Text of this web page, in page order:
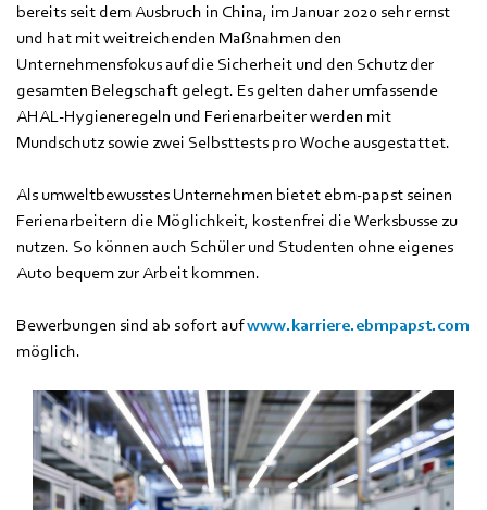
bereits seit dem Ausbruch in China, im Januar 2020 sehr ernst
und hat mit weitreichenden Maßnahmen den
Unternehmensfokus auf die Sicherheit und den Schutz der
gesamten Belegschaft gelegt. Es gelten daher umfassende
AHAL-Hygieneregeln und Ferienarbeiter werden mit
Mundschutz sowie zwei Selbsttests pro Woche ausgestattet.
Als umweltbewusstes Unternehmen bietet ebm-papst seinen
Ferienarbeitern die Möglichkeit, kostenfrei die Werksbusse zu
nutzen. So können auch Schüler und Studenten ohne eigenes
Auto bequem zur Arbeit kommen.
Bewerbungen sind ab sofort aufwww.karriere.ebmpapst.com
möglich.